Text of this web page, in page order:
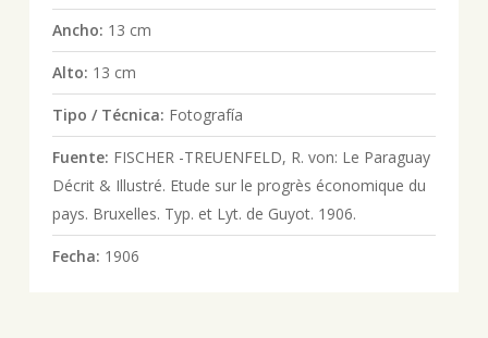
Ancho: 13 cm
Alto: 13 cm
Tipo / Técnica: Fotografía
Fuente: FISCHER -TREUENFELD, R. von: Le Paraguay
Décrit & Illustré. Etude sur le progrès économique du
pays. Bruxelles. Typ. et Lyt. de Guyot. 1906.
Fecha: 1906